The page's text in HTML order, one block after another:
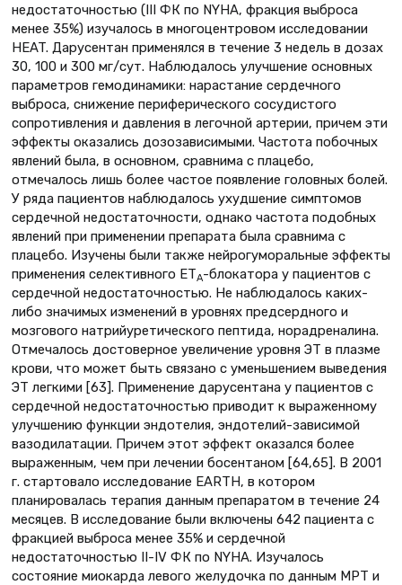
недостаточностью (III ФК по NYHA, фракция выброса
менее 35%) изучалось в многоцентровом исследовании
HEAT. Дарусентан применялся в течение 3 недель в дозах
30, 100 и 300 мг/сут. Наблюдалось улучшение основных
параметров гемодинамики: нарастание сердечного
выброса, снижение периферического сосудистого
сопротивления и давления в легочной артерии, причем эти
эффекты оказались дозозависимыми. Частота побочных
явлений была, в основном, сравнима с плацебо,
отмечалось лишь более частое появление головных болей.
У ряда пациентов наблюдалось ухудшение симптомов
сердечной недостаточности, однако частота подобных
явлений при применении препарата была сравнима с
плацебо. Изучены были также нейрогуморальные эффекты
применения селективного ЕТА-блокатора у пациентов с
сердечной недостаточностью. Не наблюдалось каких-
либо значимых изменений в уровнях предсердного и
мозгового натрийуретического пептида, норадреналина.
Отмечалось достоверное увеличение уровня ЭТ в плазме
крови, что может быть связано с уменьшением выведения
ЭТ легкими [63]. Применение дарусентана у пациентов с
сердечной недостаточностью приводит к выраженному
улучшению функции эндотелия, эндотелий-зависимой
вазодилатации. Причем этот эффект оказался более
выраженным, чем при лечении босентаном [64,65]. В 2001
г. стартовало исследование EARTH, в котором
планировалась терапия данным препаратом в течение 24
месяцев. В исследование были включены 642 пациента с
фракцией выброса менее 35% и сердечной
недостаточностью II-IV ФК по NYHA. Изучалось
состояние миокарда левого желудочка по данным МРТ и